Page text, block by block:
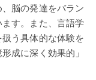
脳の発達をバラン
す。また、言語学
う具体的な体験を
成に深く効果的」